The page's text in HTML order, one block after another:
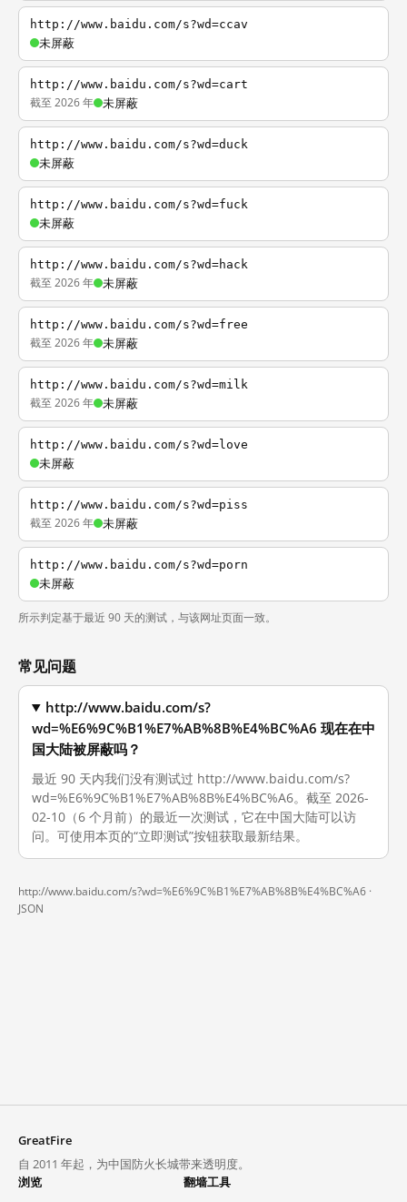
http://www.baidu.com/s?wd=ccav
未屏蔽
http://www.baidu.com/s?wd=cart
截至 2026 年 未屏蔽
http://www.baidu.com/s?wd=duck
未屏蔽
http://www.baidu.com/s?wd=fuck
未屏蔽
http://www.baidu.com/s?wd=hack
截至 2026 年 未屏蔽
http://www.baidu.com/s?wd=free
截至 2026 年 未屏蔽
http://www.baidu.com/s?wd=milk
截至 2026 年 未屏蔽
http://www.baidu.com/s?wd=love
未屏蔽
http://www.baidu.com/s?wd=piss
截至 2026 年 未屏蔽
http://www.baidu.com/s?wd=porn
未屏蔽
所示判定基于最近 90 天的测试，与该网址页面一致。
常见问题
http://www.baidu.com/s?
wd=%E6%9C%B1%E7%AB%8B%E4%BC%A6 现在在中
国大陆被屏蔽吗？
最近 90 天内我们没有测试过 http://www.baidu.com/s?
wd=%E6%9C%B1%E7%AB%8B%E4%BC%A6。截至 2026-
02-10（6 个月前）的最近一次测试，它在中国大陆可以访
问。可使用本页的“立即测试”按钮获取最新结果。
http://www.baidu.com/s?wd=%E6%9C%B1%E7%AB%8B%E4%BC%A6 ·
JSON
GreatFire
自 2011 年起，为中国防火长城带来透明度。
浏览
翻墙工具